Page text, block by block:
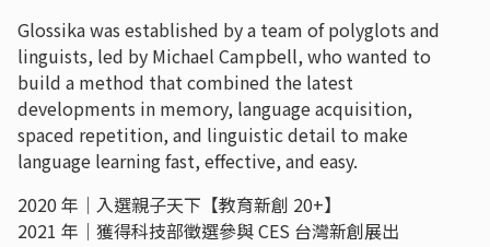
Glossika was established by a team of polyglots and
linguists, led by Michael Campbell, who wanted to
build a method that combined the latest
developments in memory, language acquisition,
spaced repetition, and linguistic detail to make
language learning fast, effective, and easy.
2020 年｜入選親子天下【教育新創 20+】
2021 年｜獲得科技部徵選參與 CES 台灣新創展出